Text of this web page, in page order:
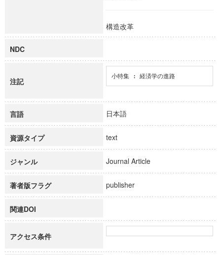
構造改革
NDC
注記
小特集 : 経済学の進路
言語 日本語
資源タイプ text
ジャンル Journal Article
著者版フラグ publisher
関連DOI
アクセス条件